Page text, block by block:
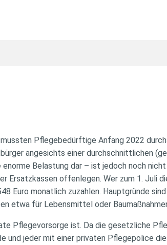
Pflegebedürftige Anfang 2022
angesichts einer durchschnittlichen
Belastung dar – ist jedoch noch
Ersatzkassen offenlegen. Wer zum 1. Juli
Euro monatlich zuzahlen. Hauptgründe
etwa für Lebensmittel oder
Pflegevorsorge ist. Da die gesetzliche
und jeder mit einer privaten Pflegepolice